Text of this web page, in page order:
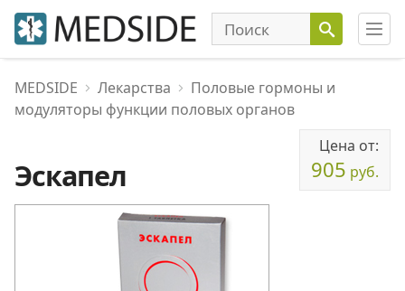
MEDSIDE Лекарства
Половые гормоны и
модуляторы функции половых органов
Эскапел
Цена от:
905 руб.